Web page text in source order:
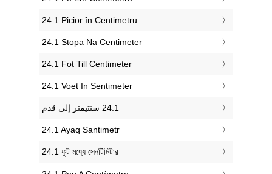
‎24.1 Picior în Centimetru
‎24.1 Stopa Na Centimeter
‎24.1 Fot Till Centimeter
‎24.1 Voet In Sentimeter
‎24.1 Ayaq Santimetr
‎24.1 ফুট মধ্যে সেনটিমিটার